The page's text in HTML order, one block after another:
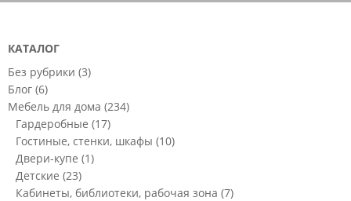
КАТАЛОГ
Без рубрики (3)
Блог (6)
Мебель для дома (234)
Гардеробные (17)
Гостиные, стенки, шкафы (10)
Двери-купе (1)
Детские (23)
Кабинеты, библиотеки, рабочая зона (7)